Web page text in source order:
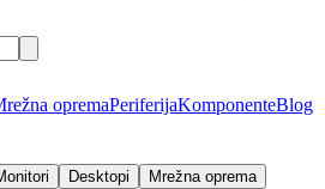
opremaPeriferijaKomponenteBlog
Desktopi
Mrežna oprema